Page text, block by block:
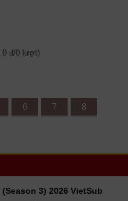
đ/0 lượt)
6 7 8
3) 2026 VietSub